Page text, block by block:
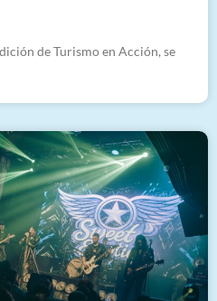
de Turismo en Acción, se